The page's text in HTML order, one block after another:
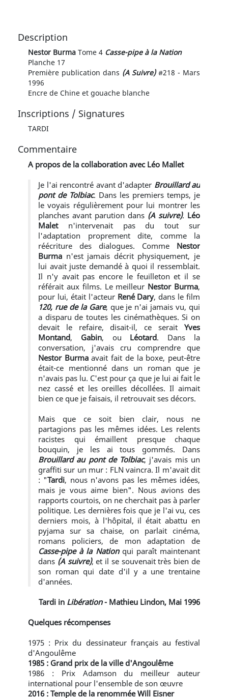
Description
Nestor Burma Tome 4 Casse-pipe à la Nation
Planche 17
Première publication dans (A Suivre)#218 - Mars
1996
Encre de Chine et gouache blanche
Inscriptions / Signatures
TARDI
Commentaire
A propos de la collaboration avec Léo Mallet
Je l'ai rencontré avant d'adapter Brouillard au
pont de Tolbiac. Dans les premiers temps, je
le voyais régulièrement pour lui montrer les
planches avant parution dans (A suivre). Léo
Maletn'intervenait pas du tout sur
l'adaptation proprement dite, comme la
réécriture des dialogues. Comme Nestor
Burma n'est jamais décrit physiquement, je
lui avait juste demandé à quoi il ressemblait.
Il n'y avait pas encore le feuilleton et il se
référait aux films. Le meilleur Nestor Burma,
pour lui, était l'acteur René Dary, dans le film
120, rue de la Gare, que je n'ai jamais vu, qui
a disparu de toutes les cinémathèques. Si on
devait le refaire, disait-il, ce serait Yves
Montand, Gabin, ou Léotard. Dans la
conversation, j'avais cru comprendre que
Nestor Burmaavait fait de la boxe, peut-être
était-ce mentionné dans un roman que je
n'avais pas lu. C'est pour ça que je lui ai fait le
nez cassé et les oreilles décollées. Il aimait
bien ce que je faisais, il retrouvait ses décors.
Mais que ce soit bien clair, nous ne
partagions pas les mêmes idées. Les relents
racistes qui émaillent presque chaque
bouquin, je les ai tous gommés. Dans
Brouillard au pont de Tolbiac, j'avais mis un
graffiti sur un mur : FLN vaincra. Il m'avait dit
: "Tardi, nous n'avons pas les mêmes idées,
mais je vous aime bien". Nous avions des
rapports courtois, on ne cherchait pas à parler
politique. Les dernières fois que je l'ai vu, ces
derniers mois, à l'hôpital, il était abattu en
pyjama sur sa chaise, on parlait cinéma,
romans policiers, de mon adaptation de
Casse-pipe à la Nationqui paraît maintenant
dans (A suivre), et il se souvenait très bien de
son roman qui date d'il y a une trentaine
d'années.
Tardi in Libération- Mathieu Lindon, Mai 1996
Quelques récompenses
1975 : Prix du dessinateur français au festival
d'Angoulême
1985 : Grand prix de la ville d'Angoulême
1986 : Prix Adamson du meilleur auteur
international pour l'ensemble de son œuvre
2016 : Temple de la renommée Will Eisner